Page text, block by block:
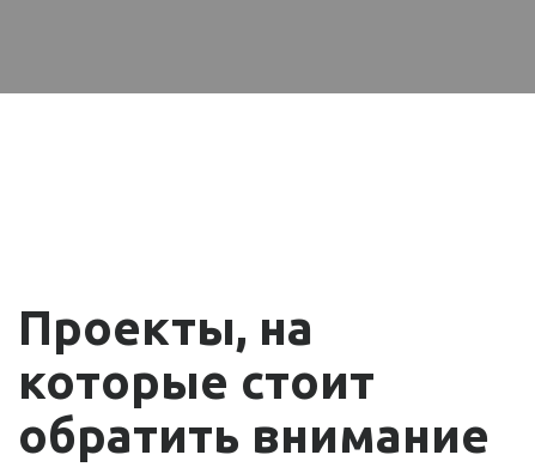
Проекты, на
которые стоит
обратить внимание